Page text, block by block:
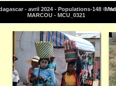
- avril 2024 - Populations-148 ©
MARCOU - MCU_0321